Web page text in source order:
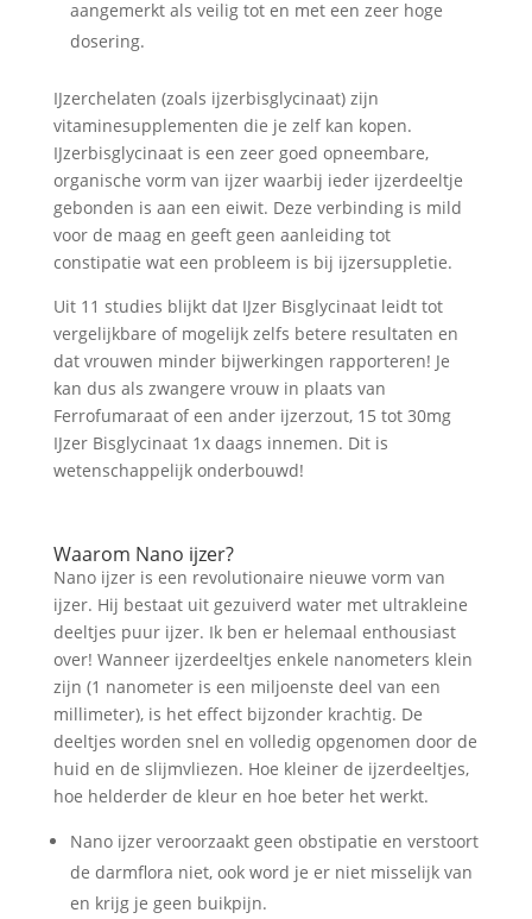
aangemerkt als veilig tot en met een zeer hoge
dosering.
IJzerchelaten (zoals ijzerbisglycinaat) zijn
vitaminesupplementen die je zelf kan kopen.
IJzerbisglycinaat is een zeer goed opneembare,
organische vorm van ijzer waarbij ieder ijzerdeeltje
gebonden is aan een eiwit. Deze verbinding is mild
voor de maag en geeft geen aanleiding tot
constipatie wat een probleem is bij ijzersuppletie.
Uit 11 studies blijkt dat IJzer Bisglycinaat leidt tot
vergelijkbare of mogelijk zelfs betere resultaten en
dat vrouwen minder bijwerkingen rapporteren! Je
kan dus als zwangere vrouw in plaats van
Ferrofumaraat of een ander ijzerzout, 15 tot 30mg
IJzer Bisglycinaat 1x daags innemen. Dit is
wetenschappelijk onderbouwd!
Waarom Nano ijzer?
Nano ijzer is een revolutionaire nieuwe vorm van
ijzer. Hij bestaat uit gezuiverd water met ultrakleine
deeltjes puur ijzer. Ik ben er helemaal enthousiast
over! Wanneer ijzerdeeltjes enkele nanometers klein
zijn (1 nanometer is een miljoenste deel van een
millimeter), is het effect bijzonder krachtig. De
deeltjes worden snel en volledig opgenomen door de
huid en de slijmvliezen. Hoe kleiner de ijzerdeeltjes,
hoe helderder de kleur en hoe beter het werkt.
Nano ijzer veroorzaakt geen obstipatie en verstoort
de darmflora niet, ook word je er niet misselijk van
en krijg je geen buikpijn.